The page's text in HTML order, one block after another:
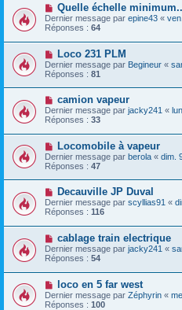
Quelle échelle
Dernier message par epine43 «
Réponses : 64
Loco 231 PLM
Dernier message par Begineur «
Réponses : 81
camion vapeur
Dernier message par jacky241 «
Réponses : 33
Locomobile à vapeur
Dernier message par berola « dim.
Réponses : 47
Decauville JP Duval
Dernier message par scyllias91 «
Réponses : 116
cablage train electrique
Dernier message par jacky241 «
Réponses : 54
loco en 5 far west
Dernier message par Zéphyrin «
Réponses : 100